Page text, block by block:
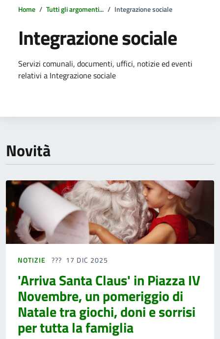
Home Tutti gli argomenti... Integrazione sociale
Integrazione sociale
Dettagli della notizia
Servizi comunali, documenti, uffici, notizie ed eventi
relativi a Integrazione sociale
Novità
NOTIZIE 17 DIC 2025
'Arriva Santa Claus' in Piazza IV
Novembre, un pomeriggio di
Natale tra giochi, doni e sorrisi
per tutta la famiglia